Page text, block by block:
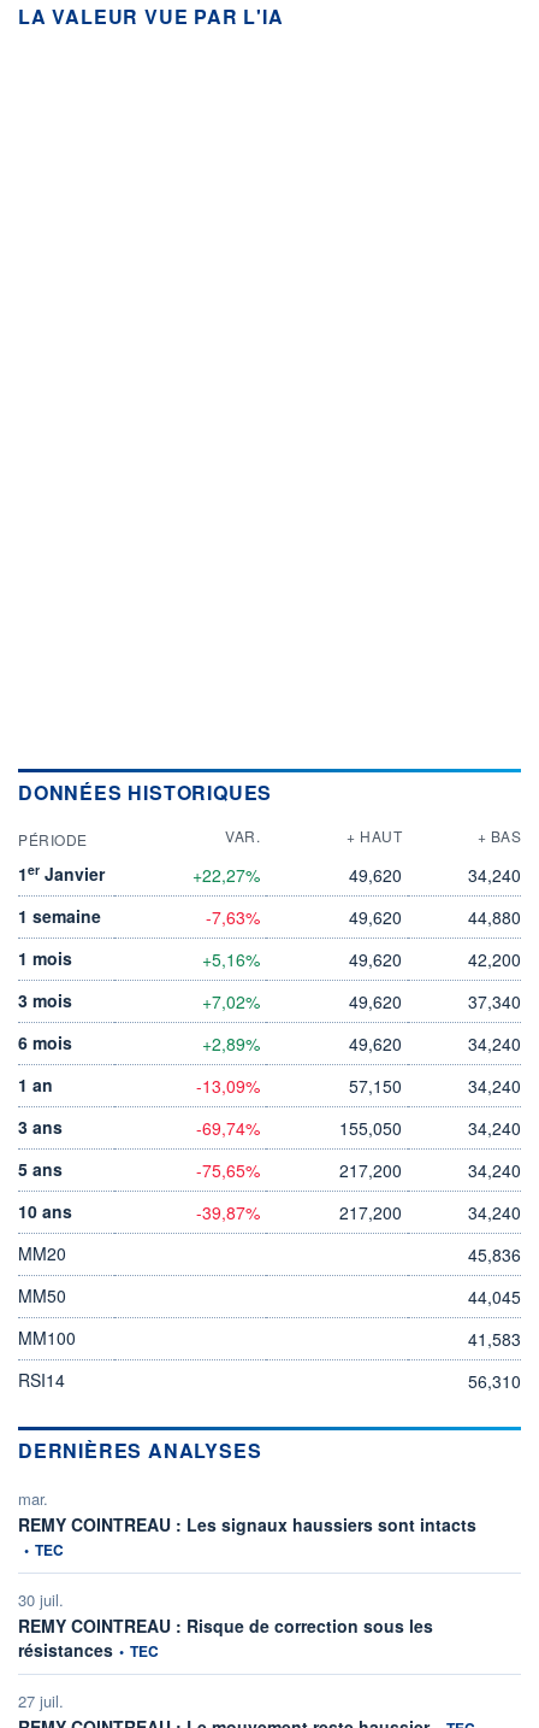
LA VALEUR VUE PAR L'IA
DONNÉES HISTORIQUES
PÉRIODE VAR. + HAUT + BAS
1er Janvier +22,27% 49,620
34,240
1 semaine
-7,63% 49,620
44,880
1 mois
+5,16% 49,620
42,200
3 mois
+7,02% 49,620
37,340
6 mois
+2,89% 49,620
34,240
1 an
-13,09% 57,150
34,240
3 ans
-69,74% 155,050
34,240
5 ans
-75,65% 217,200
34,240
10 ans
-39,87% 217,200
34,240
MM20
45,836
MM50
44,045
MM100
41,583
RSI14
56,310
DERNIÈRES ANALYSES
mar.
REMY COINTREAU : Les signaux haussiers sont intacts
• TEC
30 juil.
REMY COINTREAU : Risque de correction sous les
résistances information fournie par
• TEC
27 juil.
information